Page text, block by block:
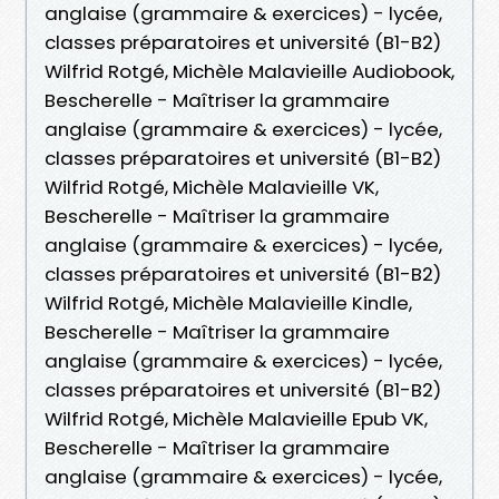
anglaise (grammaire & exercices) - lycée,
classes préparatoires et université (B1-B2)
Wilfrid Rotgé, Michèle Malavieille Audiobook,
Bescherelle - Maîtriser la grammaire
anglaise (grammaire & exercices) - lycée,
classes préparatoires et université (B1-B2)
Wilfrid Rotgé, Michèle Malavieille VK,
Bescherelle - Maîtriser la grammaire
anglaise (grammaire & exercices) - lycée,
classes préparatoires et université (B1-B2)
Wilfrid Rotgé, Michèle Malavieille Kindle,
Bescherelle - Maîtriser la grammaire
anglaise (grammaire & exercices) - lycée,
classes préparatoires et université (B1-B2)
Wilfrid Rotgé, Michèle Malavieille Epub VK,
Bescherelle - Maîtriser la grammaire
anglaise (grammaire & exercices) - lycée,